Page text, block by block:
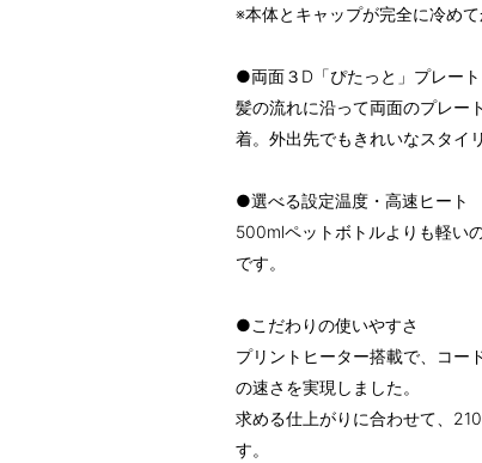
※本体とキャップが完全に冷めて
●両面３D「ぴたっと」プレート
髪の流れに沿って両面のプレー
着。外出先でもきれいなスタイ
●選べる設定温度・高速ヒート
500mlペットボトルよりも軽い
です。
●こだわりの使いやすさ
プリントヒーター搭載で、コー
の速さを実現しました。
求める仕上がりに合わせて、
す。